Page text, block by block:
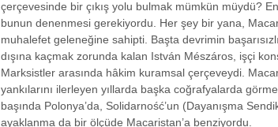
çerçevesinde bir çıkış yolu bulmak mümkün müydü?
bunun denenmesi gerekiyordu. Her şey bir yana,
muhalefet geleneğine sahipti. Başta devrimin
dışına kaçmak zorunda kalan István Mészáros, işçi
Marksistler arasında hâkim kuramsal çerçeveydi.
yankılarını ilerleyen yıllarda başka coğrafyalarda
başında Polonya’da, Solidarność’un (Dayanışma
ayaklanma da bir ölçüde Macaristan’a benziyordu.